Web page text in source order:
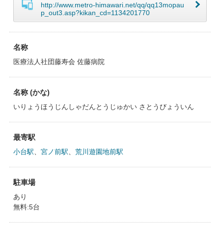
http://www.metro-himawari.net/qq/qq13mopau
p_out3.asp?kikan_cd=1134201770
名称
医療法人社団藤寿会 佐藤病院
名称 (かな)
いりょうほうじんしゃだんとうじゅかい さとうびょういん
最寄駅
小台駅 宮ノ前駅 荒川遊園地前駅
駐車場
あり
無料:5台